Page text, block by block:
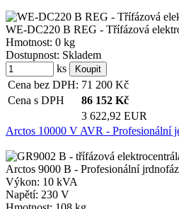
WE-DC220 B REG - Třífázová
Hmotnost: 0 kg
Dostupnost: Skladem
ks
Cena bez DPH: 71 200 Kč
Cena s DPH
86 152 Kč
3 622,92 EUR
Arctos 10000 V AVR - Profesionální
Arctos 9000 B - Profesionální
Výkon: 10 kVA
Napětí: 230 V